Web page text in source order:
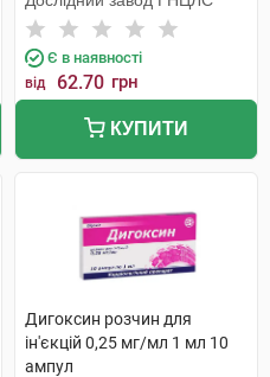
Є в наявності
від 62.70 грн
КУПИТИ
Дигоксин розчин для
ін'єкцій 0,25 мг/мл 1 мл 10
ампул